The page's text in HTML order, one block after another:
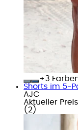
+
Shorts im 5-
AJC
Aktueller Preis
( 2 )